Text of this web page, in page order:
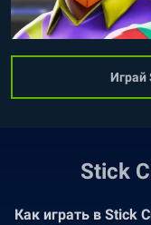
Играй
Stick
Как играть в Stick